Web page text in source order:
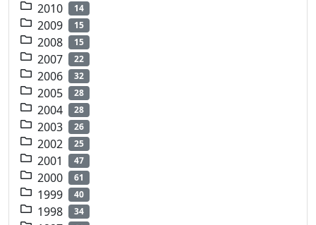
2010 14
2009 15
2008 15
2007 22
2006 32
2005 28
2004 28
2003 26
2002 25
2001 47
2000 61
1999 40
1998 34